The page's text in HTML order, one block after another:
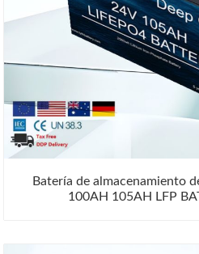
Batería de almacenamiento
100AH ​​105AH LFP